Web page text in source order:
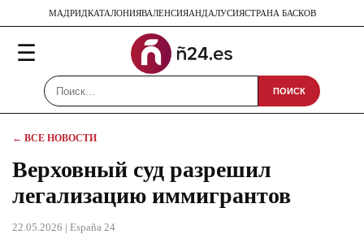
МАДРИДКАТАЛОНИЯВАЛЕНСИЯАНДАЛУСИЯСТРАНА БАСКОВ
☰
ПОИСК
← ВСЕ НОВОСТИ
Верховный суд разрешил
легализацию иммигрантов
22.05.2026 | España 24